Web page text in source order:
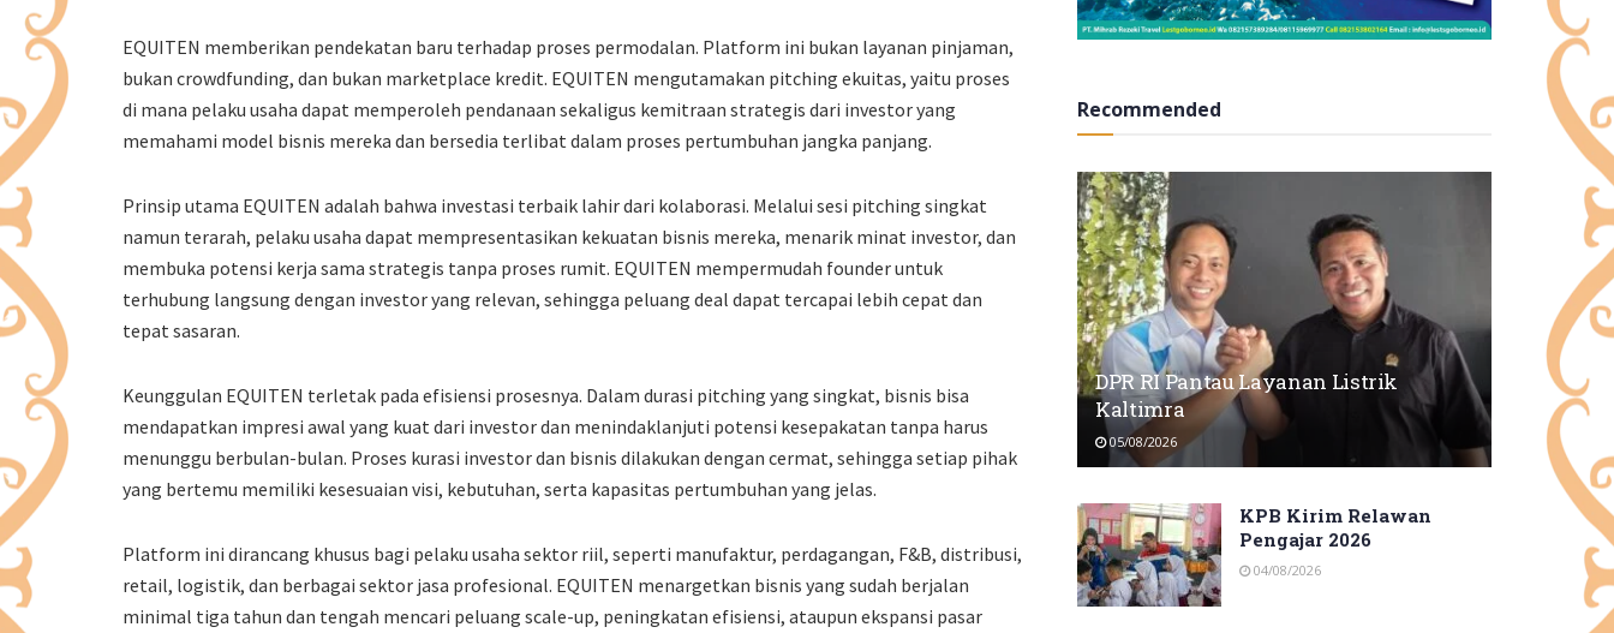
EQUITEN memberikan pendekatan baru terhadap proses permodalan. Platform ini bukan layanan pinjaman,
bukan crowdfunding, dan bukan marketplace kredit. EQUITEN mengutamakan pitching ekuitas, yaitu proses
di mana pelaku usaha dapat memperoleh pendanaan sekaligus kemitraan strategis dari investor yang
memahami model bisnis mereka dan bersedia terlibat dalam proses pertumbuhan jangka panjang.
Prinsip utama EQUITEN adalah bahwa investasi terbaik lahir dari kolaborasi. Melalui sesi pitching singkat
namun terarah, pelaku usaha dapat mempresentasikan kekuatan bisnis mereka, menarik minat investor, dan
membuka potensi kerja sama strategis tanpa proses rumit. EQUITEN mempermudah founder untuk
terhubung langsung dengan investor yang relevan, sehingga peluang deal dapat tercapai lebih cepat dan
tepat sasaran.
Keunggulan EQUITEN terletak pada efisiensi prosesnya. Dalam durasi pitching yang singkat, bisnis bisa
mendapatkan impresi awal yang kuat dari investor dan menindaklanjuti potensi kesepakatan tanpa harus
menunggu berbulan-bulan. Proses kurasi investor dan bisnis dilakukan dengan cermat, sehingga setiap pihak
yang bertemu memiliki kesesuaian visi, kebutuhan, serta kapasitas pertumbuhan yang jelas.
Platform ini dirancang khusus bagi pelaku usaha sektor riil, seperti manufaktur, perdagangan, F&B, distribusi,
retail, logistik, dan berbagai sektor jasa profesional. EQUITEN menargetkan bisnis yang sudah berjalan
minimal tiga tahun dan tengah mencari peluang scale-up, peningkatan efisiensi, ataupun ekspansi pasar
Recommended
DPR RI Pantau Layanan Listrik
Kaltimra
05/08/2026
KPB Kirim Relawan
Pengajar 2026
04/08/2026